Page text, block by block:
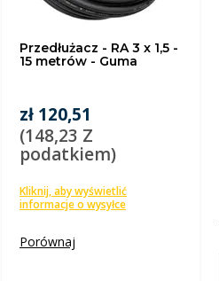
Przedłużacz - RA 3 x 1,5 -
15 metrów - Guma
zł 120,51
(148,23 Z
podatkiem)
Kliknij, aby wyświetlić
informacje o wysyłce
Porównaj